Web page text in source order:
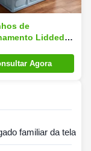
de
Lidded
plástico
Agora
familiar da tela